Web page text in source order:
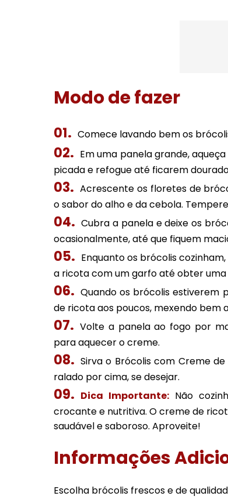
Modo de fazer
Comece lavando bem os
Em uma panela grande,
picada e refogue até ficarem
Acrescente os floretes de
o sabor do alho e da cebola.
Cubra a panela e deixe os
ocasionalmente, até que fiquem
Enquanto os brócolis
a ricota com um garfo até obter uma
Quando os brócolis estiverem
de ricota aos poucos, mexendo bem
Volte a panela ao fogo por
para aquecer o creme.
Sirva o Brócolis com Creme
ralado por cima, se desejar.
Dica Importante:Não
crocante e nutritiva. O creme de
saudável e saboroso. Aproveite!
Informações
Escolha brócolis frescos e de